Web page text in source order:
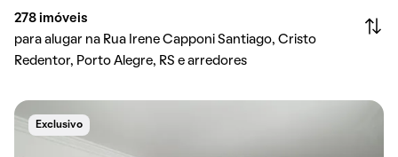
278 imóveis
para alugar na Rua Irene Capponi Santiago, Cristo
Redentor, Porto Alegre, RS e arredores
Exclusivo